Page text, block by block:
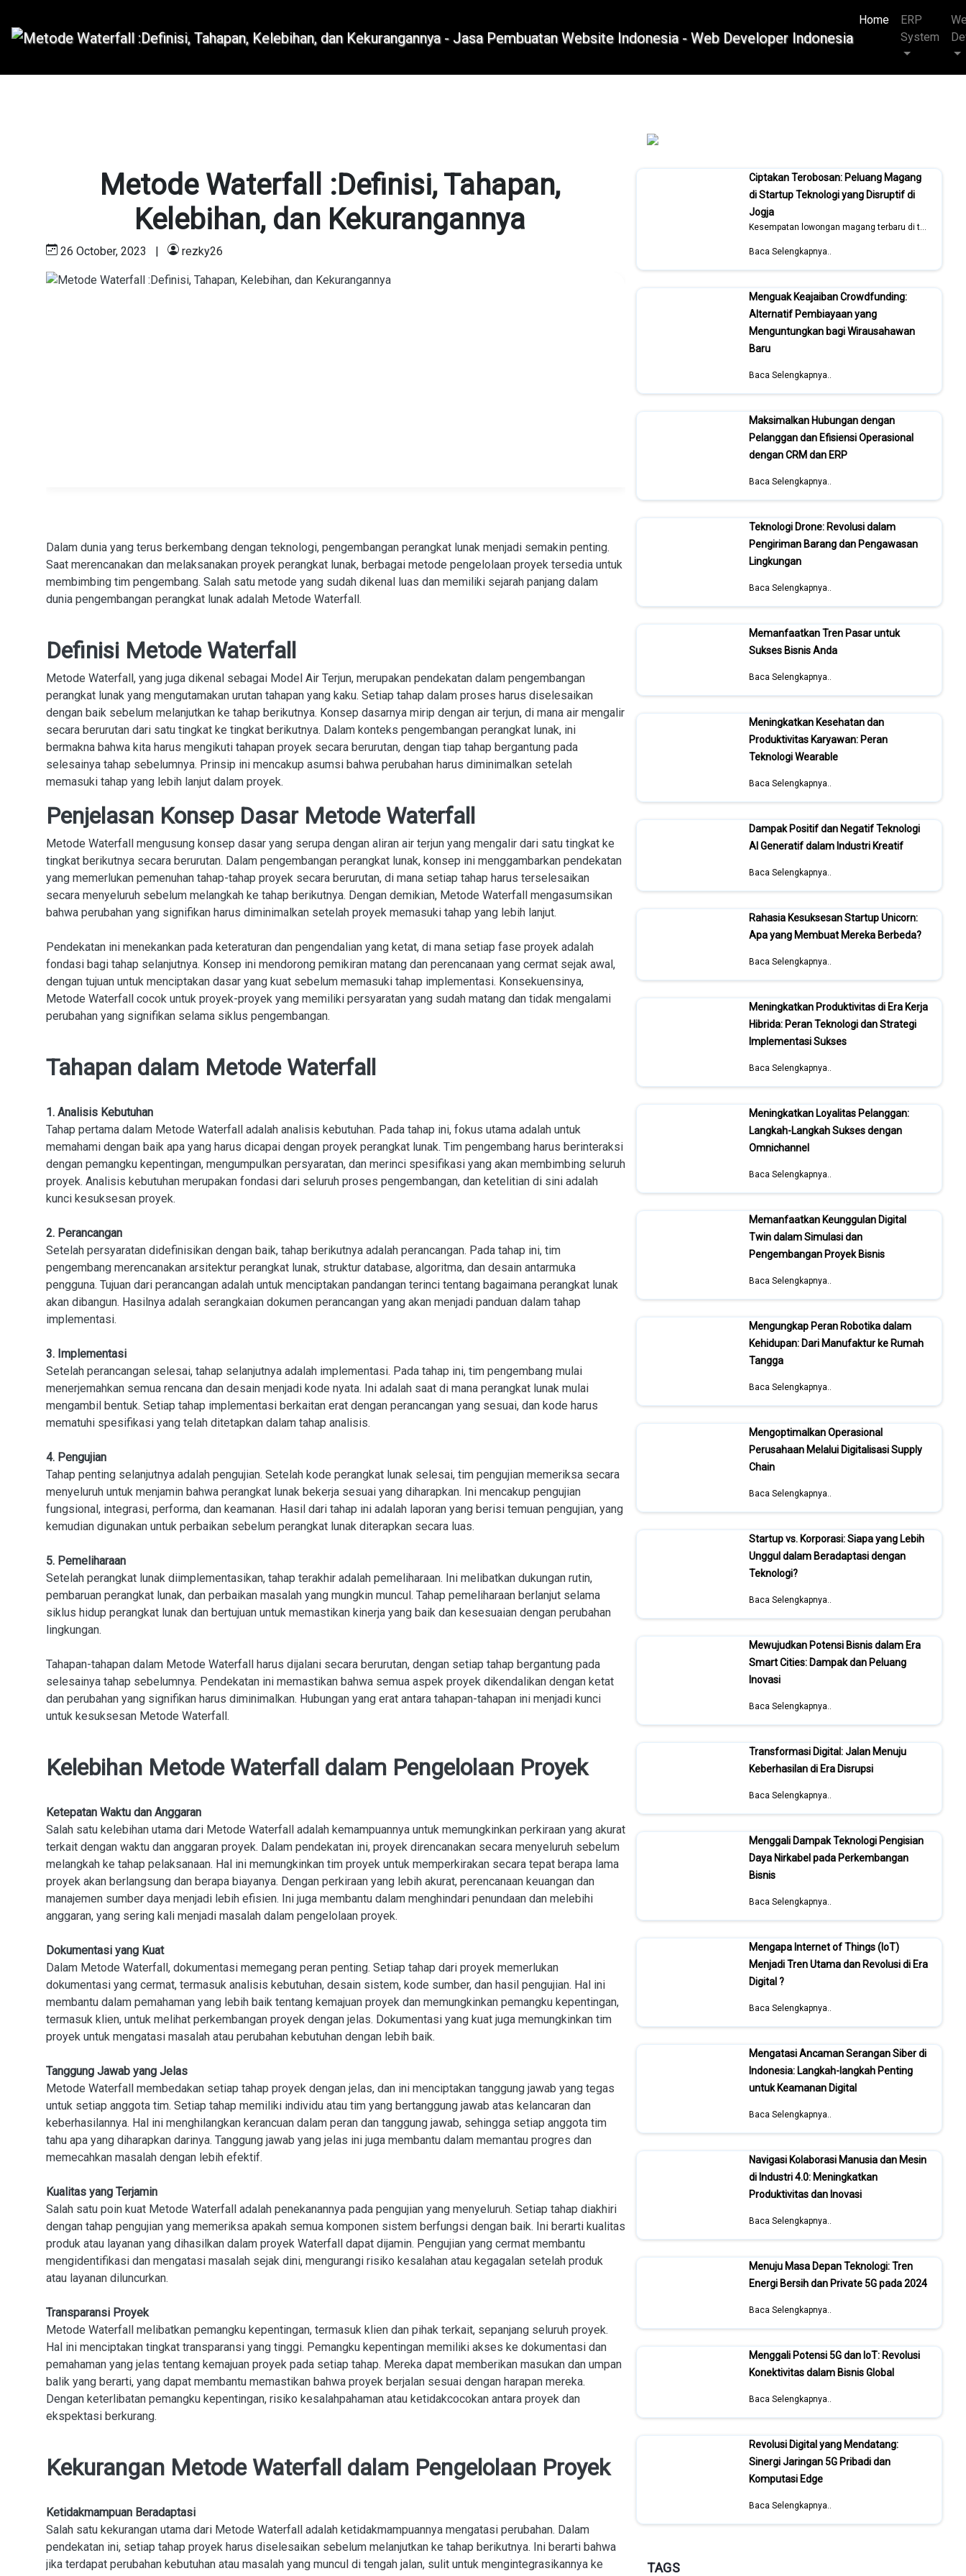
+62 896 6423 0232
Home (current)
ERP
System
Metode Waterfall :Definisi, Tahapan,
Kelebihan, dan Kekurangannya
26 October, 2023 | rezky26
Dalam dunia yang terus berkembang dengan teknologi, pengembangan perangkat lunak menjadi semakin penting.
Saat merencanakan dan melaksanakan proyek perangkat lunak, berbagai metode pengelolaan proyek tersedia untuk
membimbing tim pengembang. Salah satu metode yang sudah dikenal luas dan memiliki sejarah panjang dalam
dunia pengembangan perangkat lunak adalah Metode Waterfall.
Definisi Metode Waterfall
Metode Waterfall, yang juga dikenal sebagai Model Air Terjun, merupakan pendekatan dalam pengembangan
perangkat lunak yang mengutamakan urutan tahapan yang kaku. Setiap tahap dalam proses harus diselesaikan
dengan baik sebelum melanjutkan ke tahap berikutnya. Konsep dasarnya mirip dengan air terjun, di mana air mengalir
secara berurutan dari satu tingkat ke tingkat berikutnya. Dalam konteks pengembangan perangkat lunak, ini
bermakna bahwa kita harus mengikuti tahapan proyek secara berurutan, dengan tiap tahap bergantung pada
selesainya tahap sebelumnya. Prinsip ini mencakup asumsi bahwa perubahan harus diminimalkan setelah
memasuki tahap yang lebih lanjut dalam proyek.
Penjelasan Konsep Dasar Metode Waterfall
Metode Waterfall mengusung konsep dasar yang serupa dengan aliran air terjun yang mengalir dari satu tingkat ke
tingkat berikutnya secara berurutan. Dalam pengembangan perangkat lunak, konsep ini menggambarkan pendekatan
yang memerlukan pemenuhan tahap-tahap proyek secara berurutan, di mana setiap tahap harus terselesaikan
secara menyeluruh sebelum melangkah ke tahap berikutnya. Dengan demikian, Metode Waterfall mengasumsikan
bahwa perubahan yang signifikan harus diminimalkan setelah proyek memasuki tahap yang lebih lanjut.
Pendekatan ini menekankan pada keteraturan dan pengendalian yang ketat, di mana setiap fase proyek adalah
fondasi bagi tahap selanjutnya. Konsep ini mendorong pemikiran matang dan perencanaan yang cermat sejak awal,
dengan tujuan untuk menciptakan dasar yang kuat sebelum memasuki tahap implementasi. Konsekuensinya,
Metode Waterfall cocok untuk proyek-proyek yang memiliki persyaratan yang sudah matang dan tidak mengalami
perubahan yang signifikan selama siklus pengembangan.
Tahapan dalam Metode Waterfall
1. Analisis Kebutuhan
Tahap pertama dalam Metode Waterfall adalah analisis kebutuhan. Pada tahap ini, fokus utama adalah untuk
memahami dengan baik apa yang harus dicapai dengan proyek perangkat lunak. Tim pengembang harus berinteraksi
dengan pemangku kepentingan, mengumpulkan persyaratan, dan merinci spesifikasi yang akan membimbing seluruh
proyek. Analisis kebutuhan merupakan fondasi dari seluruh proses pengembangan, dan ketelitian di sini adalah
kunci kesuksesan proyek.
2. Perancangan
Setelah persyaratan didefinisikan dengan baik, tahap berikutnya adalah perancangan. Pada tahap ini, tim
pengembang merencanakan arsitektur perangkat lunak, struktur database, algoritma, dan desain antarmuka
pengguna. Tujuan dari perancangan adalah untuk menciptakan pandangan terinci tentang bagaimana perangkat lunak
akan dibangun. Hasilnya adalah serangkaian dokumen perancangan yang akan menjadi panduan dalam tahap
implementasi.
3. Implementasi
Setelah perancangan selesai, tahap selanjutnya adalah implementasi. Pada tahap ini, tim pengembang mulai
menerjemahkan semua rencana dan desain menjadi kode nyata. Ini adalah saat di mana perangkat lunak mulai
mengambil bentuk. Setiap tahap implementasi berkaitan erat dengan perancangan yang sesuai, dan kode harus
mematuhi spesifikasi yang telah ditetapkan dalam tahap analisis.
4. Pengujian
Tahap penting selanjutnya adalah pengujian. Setelah kode perangkat lunak selesai, tim pengujian memeriksa secara
menyeluruh untuk menjamin bahwa perangkat lunak bekerja sesuai yang diharapkan. Ini mencakup pengujian
fungsional, integrasi, performa, dan keamanan. Hasil dari tahap ini adalah laporan yang berisi temuan pengujian, yang
kemudian digunakan untuk perbaikan sebelum perangkat lunak diterapkan secara luas.
5. Pemeliharaan
Setelah perangkat lunak diimplementasikan, tahap terakhir adalah pemeliharaan. Ini melibatkan dukungan rutin,
pembaruan perangkat lunak, dan perbaikan masalah yang mungkin muncul. Tahap pemeliharaan berlanjut selama
siklus hidup perangkat lunak dan bertujuan untuk memastikan kinerja yang baik dan kesesuaian dengan perubahan
lingkungan.
Tahapan-tahapan dalam Metode Waterfall harus dijalani secara berurutan, dengan setiap tahap bergantung pada
selesainya tahap sebelumnya. Pendekatan ini memastikan bahwa semua aspek proyek dikendalikan dengan ketat
dan perubahan yang signifikan harus diminimalkan. Hubungan yang erat antara tahapan-tahapan ini menjadi kunci
untuk kesuksesan Metode Waterfall.
Kelebihan Metode Waterfall dalam Pengelolaan Proyek
Ketepatan Waktu dan Anggaran
Salah satu kelebihan utama dari Metode Waterfall adalah kemampuannya untuk memungkinkan perkiraan yang akurat
terkait dengan waktu dan anggaran proyek. Dalam pendekatan ini, proyek direncanakan secara menyeluruh sebelum
melangkah ke tahap pelaksanaan. Hal ini memungkinkan tim proyek untuk memperkirakan secara tepat berapa lama
proyek akan berlangsung dan berapa biayanya. Dengan perkiraan yang lebih akurat, perencanaan keuangan dan
manajemen sumber daya menjadi lebih efisien. Ini juga membantu dalam menghindari penundaan dan melebihi
anggaran, yang sering kali menjadi masalah dalam pengelolaan proyek.
Dokumentasi yang Kuat
Dalam Metode Waterfall, dokumentasi memegang peran penting. Setiap tahap dari proyek memerlukan
dokumentasi yang cermat, termasuk analisis kebutuhan, desain sistem, kode sumber, dan hasil pengujian. Hal ini
membantu dalam pemahaman yang lebih baik tentang kemajuan proyek dan memungkinkan pemangku kepentingan,
termasuk klien, untuk melihat perkembangan proyek dengan jelas. Dokumentasi yang kuat juga memungkinkan tim
proyek untuk mengatasi masalah atau perubahan kebutuhan dengan lebih baik.
Tanggung Jawab yang Jelas
Metode Waterfall membedakan setiap tahap proyek dengan jelas, dan ini menciptakan tanggung jawab yang tegas
untuk setiap anggota tim. Setiap tahap memiliki individu atau tim yang bertanggung jawab atas kelancaran dan
keberhasilannya. Hal ini menghilangkan kerancuan dalam peran dan tanggung jawab, sehingga setiap anggota tim
tahu apa yang diharapkan darinya. Tanggung jawab yang jelas ini juga membantu dalam memantau progres dan
memecahkan masalah dengan lebih efektif.
Kualitas yang Terjamin
Salah satu poin kuat Metode Waterfall adalah penekanannya pada pengujian yang menyeluruh. Setiap tahap diakhiri
dengan tahap pengujian yang memeriksa apakah semua komponen sistem berfungsi dengan baik. Ini berarti kualitas
produk atau layanan yang dihasilkan dalam proyek Waterfall dapat dijamin. Pengujian yang cermat membantu
mengidentifikasi dan mengatasi masalah sejak dini, mengurangi risiko kesalahan atau kegagalan setelah produk
atau layanan diluncurkan.
Transparansi Proyek
Metode Waterfall melibatkan pemangku kepentingan, termasuk klien dan pihak terkait, sepanjang seluruh proyek.
Hal ini menciptakan tingkat transparansi yang tinggi. Pemangku kepentingan memiliki akses ke dokumentasi dan
pemahaman yang jelas tentang kemajuan proyek pada setiap tahap. Mereka dapat memberikan masukan dan umpan
balik yang berarti, yang dapat membantu memastikan bahwa proyek berjalan sesuai dengan harapan mereka.
Dengan keterlibatan pemangku kepentingan, risiko kesalahpahaman atau ketidakcocokan antara proyek dan
ekspektasi berkurang.
Kekurangan Metode Waterfall dalam Pengelolaan Proyek
Ketidakmampuan Beradaptasi
Salah satu kekurangan utama dari Metode Waterfall adalah ketidakmampuannya mengatasi perubahan. Dalam
pendekatan ini, setiap tahap proyek harus diselesaikan sebelum melanjutkan ke tahap berikutnya. Ini berarti bahwa
jika terdapat perubahan kebutuhan atau masalah yang muncul di tengah jalan, sulit untuk mengintegrasikannya ke
Ciptakan Terobosan: Peluang Magang
di Startup Teknologi yang Disruptif di
Jogja
Kesempatan lowongan magang terbaru di tahun 2026
Baca Selengkapnya..
Menguak Keajaiban Crowdfunding:
Alternatif Pembiayaan yang
Menguntungkan bagi Wirausahawan
Baru
Baca Selengkapnya..
Maksimalkan Hubungan dengan
Pelanggan dan Efisiensi Operasional
dengan CRM dan ERP
Baca Selengkapnya..
Teknologi Drone: Revolusi dalam
Pengiriman Barang dan Pengawasan
Lingkungan
Baca Selengkapnya..
Memanfaatkan Tren Pasar untuk
Sukses Bisnis Anda
Baca Selengkapnya..
Meningkatkan Kesehatan dan
Produktivitas Karyawan: Peran
Teknologi Wearable
Baca Selengkapnya..
Dampak Positif dan Negatif Teknologi
AI Generatif dalam Industri Kreatif
Baca Selengkapnya..
Rahasia Kesuksesan Startup Unicorn:
Apa yang Membuat Mereka Berbeda?
Baca Selengkapnya..
Meningkatkan Produktivitas di Era Kerja
Hibrida: Peran Teknologi dan Strategi
Implementasi Sukses
Baca Selengkapnya..
Meningkatkan Loyalitas Pelanggan:
Langkah-Langkah Sukses dengan
Omnichannel
Baca Selengkapnya..
Memanfaatkan Keunggulan Digital
Twin dalam Simulasi dan
Pengembangan Proyek Bisnis
Baca Selengkapnya..
Mengungkap Peran Robotika dalam
Kehidupan: Dari Manufaktur ke Rumah
Tangga
Baca Selengkapnya..
Mengoptimalkan Operasional
Perusahaan Melalui Digitalisasi Supply
Chain
Baca Selengkapnya..
Startup vs. Korporasi: Siapa yang Lebih
Unggul dalam Beradaptasi dengan
Teknologi?
Baca Selengkapnya..
Mewujudkan Potensi Bisnis dalam Era
Smart Cities: Dampak dan Peluang
Inovasi
Baca Selengkapnya..
Transformasi Digital: Jalan Menuju
Keberhasilan di Era Disrupsi
Baca Selengkapnya..
Menggali Dampak Teknologi Pengisian
Daya Nirkabel pada Perkembangan
Bisnis
Baca Selengkapnya..
Mengapa Internet of Things (IoT)
Menjadi Tren Utama dan Revolusi di Era
Digital ?
Baca Selengkapnya..
Mengatasi Ancaman Serangan Siber di
Indonesia: Langkah-langkah Penting
untuk Keamanan Digital
Baca Selengkapnya..
Navigasi Kolaborasi Manusia dan Mesin
di Industri 4.0: Meningkatkan
Produktivitas dan Inovasi
Baca Selengkapnya..
Menuju Masa Depan Teknologi: Tren
Energi Bersih dan Private 5G pada 2024
Baca Selengkapnya..
Menggali Potensi 5G dan IoT: Revolusi
Konektivitas dalam Bisnis Global
Baca Selengkapnya..
Revolusi Digital yang Mendatang:
Sinergi Jaringan 5G Pribadi dan
Komputasi Edge
Baca Selengkapnya..
TAGS